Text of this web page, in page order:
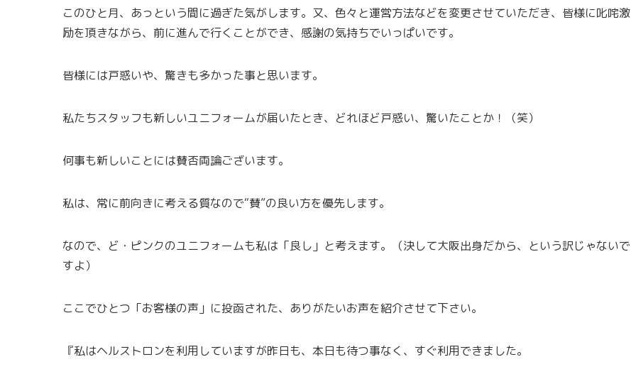
このひと月、あっという間に過ぎた気がします。又、色々と運営方法などを変更させていただき、皆様に叱咤激
励を頂きながら、前に進んで行くことができ、感謝の気持ちでいっぱいです。
皆様には戸惑いや、驚きも多かった事と思います。
私たちスタッフも新しいユニフォームが届いたとき、どれほど戸惑い、驚いたことか！（笑）
何事も新しいことには賛否両論ございます。
私は、常に前向きに考える質なので“賛”の良い方を優先します。
なので、ど・ピンクのユニフォームも私は「良し」と考えます。（決して大阪出身だから、という訳じゃないで
すよ）
ここでひとつ「お客様の声」に投函された、ありがたいお声を紹介させて下さい。
『私はヘルストロンを利用していますが昨日も、本日も待つ事なく、すぐ利用できました。